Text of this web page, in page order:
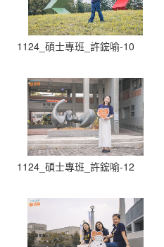
1124_碩士專班_許鋐喻-10
1124_碩士專班_許鋐喻-12